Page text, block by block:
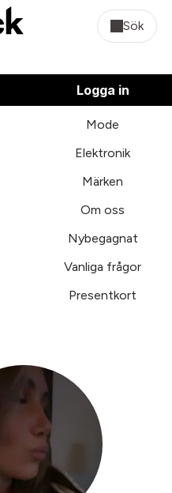
Sök
Logga in
Mode
Elektronik
Märken
Om oss
Nybegagnat
Vanliga frågor
Presentkort